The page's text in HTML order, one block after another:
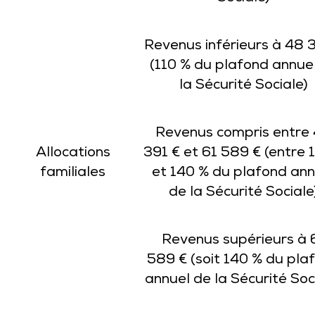
Allocations
familiales
Revenus inférieurs à 48
(110 % du plafond
la Sécurité Sociale)
Revenus compris entre
391 € et 61 589 € (entre
et 140 % du plafond
de la Sécurité
Revenus supérieurs à
589 € (soit 140 % du
annuel de la Sécurité